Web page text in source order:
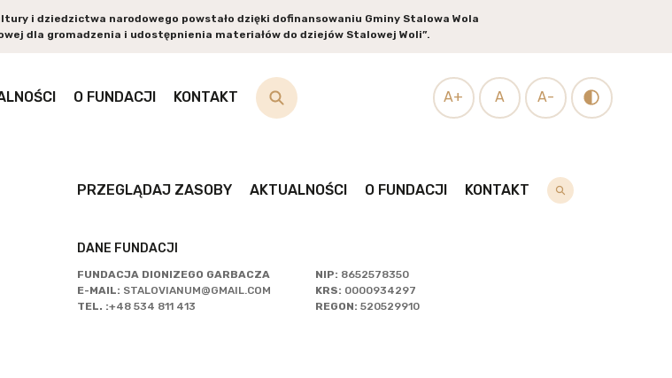
i dziedzictwa narodowego powstało dzięki dofinansowaniu Gminy Stalowa Wola
dla gromadzenia i udostępnienia materiałów do dziejów Stalowej Woli”.
O FUNDACJI KONTAKT
PRZEGLĄDAJ
ZASOBY
A+ A A-
PRZEGLĄDAJ ZASOBY AKTUALNOŚCI O FUNDACJI KONTAKT
DANE FUNDACJI
FUNDACJA DIONIZEGO GARBACZA
E-MAIL: STALOVIANUM@GMAIL.COM
TEL. :+48 534 811 413
NIP: 8652578350
KRS: 0000934297
REGON: 520529910